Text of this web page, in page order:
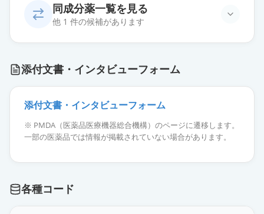
同成分薬一覧を見る
他 1 件の候補があります
薬価 5435 円
添付文書・インタビューフォーム
添付文書・インタビューフォーム
※ PMDA（医薬品医療機器総合機構）のページに遷移します。
一部の医薬品では情報が掲載されていない場合があります。
各種コード